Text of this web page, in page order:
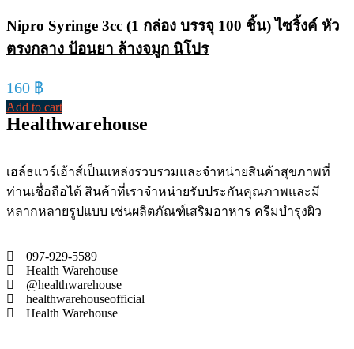
Nipro Syringe 3cc (1 กล่อง บรรจุ 100 ชิ้น) ไซริ้งค์ หัว
ตรงกลาง ป้อนยา ล้างจมูก นิโปร
160 ฿
Add to cart
Healthwarehouse
เฮล์ธแวร์เฮ้าส์เป็นแหล่งรวบรวมและจำหน่ายสินค้าสุขภาพที่
ท่านเชื่อถือได้ สินค้าที่เราจำหน่ายรับประกันคุณภาพและมี
หลากหลายรูปแบบ เช่นผลิตภัณฑ์เสริมอาหาร ครีมบำรุงผิว
097-929-5589
Health Warehouse
@healthwarehouse
healthwarehouseofficial
Health Warehouse